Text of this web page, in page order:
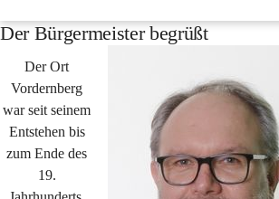
Der Bürgermeister begrüßt
Der Ort
Vordernberg
war seit seinem
Entstehen bis
zum Ende des
19.